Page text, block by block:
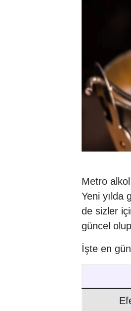
Metro
Yeni yılda
de sizler
güncel
İşte en